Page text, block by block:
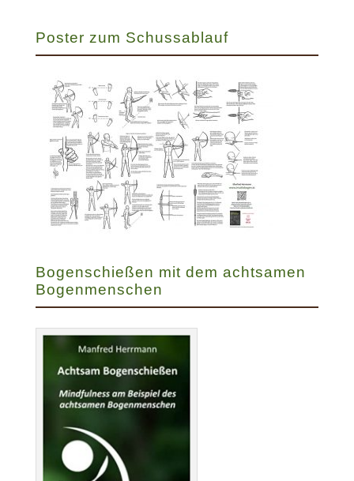
Poster zum Schussablauf
Bogenschießen mit dem achtsamen
Bogenmenschen